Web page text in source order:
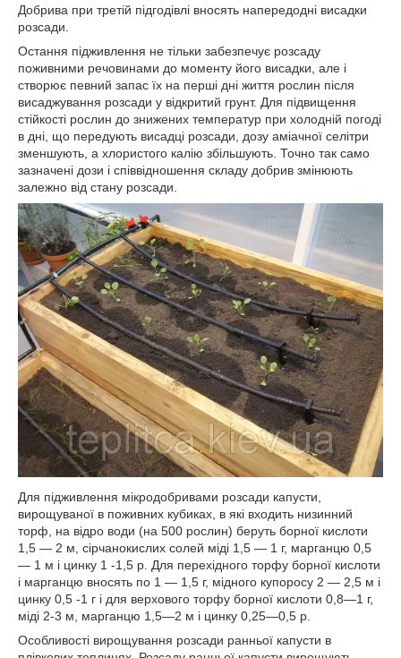
Добрива при третій підгодівлі вносять напередодні висадки
розсади.
Остання підживлення не тільки забезпечує розсаду
поживними речовинами до моменту його висадки, але і
створює певний запас їх на перші дні життя рослин після
висаджування розсади у відкритий грунт. Для підвищення
стійкості рослин до знижених температур при холодній погоді
в дні, що передують висадці розсади, дозу аміачної селітри
зменшують, а хлористого калію збільшують. Точно так само
зазначені дози і співвідношення складу добрив змінюють
залежно від стану розсади.
Для підживлення мікродобривами розсади капусти,
вирощуваної в поживних кубиках, в які входить низинний
торф, на відро води (на 500 рослин) беруть борної кислоти
1,5 — 2 м, сірчанокислих солей міді 1,5 — 1 г, марганцю 0,5
— 1 м і цинку 1 -1,5 р. Для перехідного торфу борної кислоти
і марганцю вносять по 1 — 1,5 г, мідного купоросу 2 — 2,5 м і
цинку 0,5 -1 г і для верхового торфу борної кислоти 0,8—1 г,
міді 2-3 м, марганцю 1,5—2 м і цинку 0,25—0,5 р.
Особливості вирощування розсади ранньої капусти в